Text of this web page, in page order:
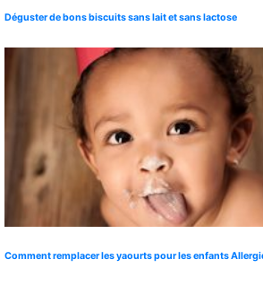
Déguster de bons biscuits sans lait et sans lactose
Comment remplacer les yaourts pour les enfants